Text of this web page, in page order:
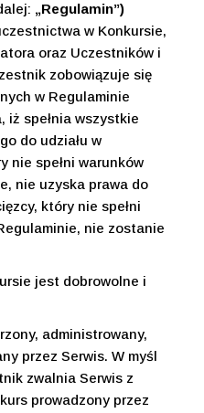
„Regulamin”)
w Konkursie,
oraz Uczestników i
zobowiązuje się
w Regulaminie
iż spełnia wszystkie
do udziału w
nie spełni warunków
nie uzyska prawa do
który nie spełni
nie zostanie
jest dobrowolne i
administrowany,
przez Serwis. W myśl
zwalnia Serwis z
prowadzony przez